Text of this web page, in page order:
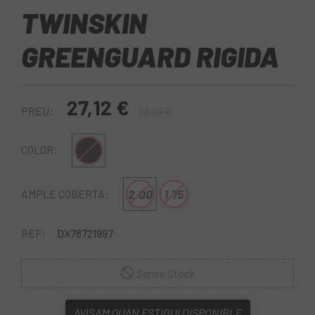
TWINSKIN
GREENGUARD RIGIDA
PREU: 27,12 €
COLOR: Negre
AMPLE COBERTA: 2.00 1.75
REF: DX78721997